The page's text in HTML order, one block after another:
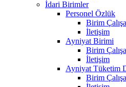
İdari Birimler
Personel Özlük
Birim
İletişim
Ayniyat Birimi
Birim
İletişim
Ayniyat Tüketim
Birim